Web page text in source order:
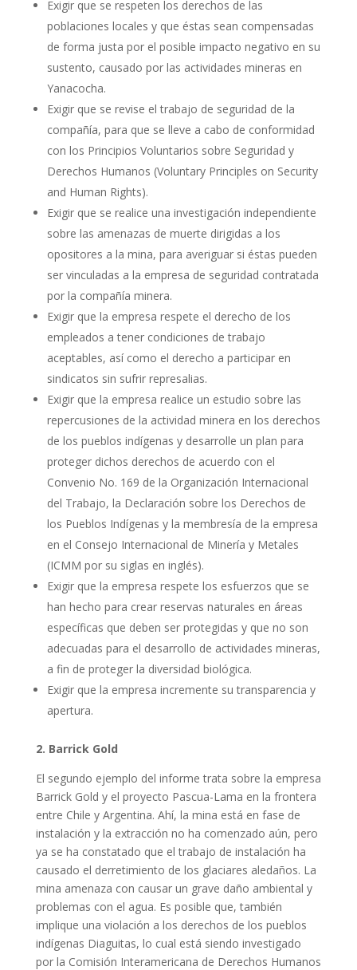
Exigir que se respeten los derechos de las
poblaciones locales y que éstas sean compensadas
de forma justa por el posible impacto negativo en su
sustento, causado por las actividades mineras en
Yanacocha.
Exigir que se revise el trabajo de seguridad de la
compañía, para que se lleve a cabo de conformidad
con los Principios Voluntarios sobre Seguridad y
Derechos Humanos (Voluntary Principles on Security
and Human Rights).
Exigir que se realice una investigación independiente
sobre las amenazas de muerte dirigidas a los
opositores a la mina, para averiguar si éstas pueden
ser vinculadas a la empresa de seguridad contratada
por la compañía minera.
Exigir que la empresa respete el derecho de los
empleados a tener condiciones de trabajo
aceptables, así como el derecho a participar en
sindicatos sin sufrir represalias.
Exigir que la empresa realice un estudio sobre las
repercusiones de la actividad minera en los derechos
de los pueblos indígenas y desarrolle un plan para
proteger dichos derechos de acuerdo con el
Convenio No. 169 de la Organización Internacional
del Trabajo, la Declaración sobre los Derechos de
los Pueblos Indígenas y la membresía de la empresa
en el Consejo Internacional de Minería y Metales
(ICMM por su siglas en inglés).
Exigir que la empresa respete los esfuerzos que se
han hecho para crear reservas naturales en áreas
específicas que deben ser protegidas y que no son
adecuadas para el desarrollo de actividades mineras,
a fin de proteger la diversidad biológica.
Exigir que la empresa incremente su transparencia y
apertura.
2. Barrick Gold
El segundo ejemplo del informe trata sobre la empresa
Barrick Gold y el proyecto Pascua-Lama en la frontera
entre Chile y Argentina. Ahí, la mina está en fase de
instalación y la extracción no ha comenzado aún, pero
ya se ha constatado que el trabajo de instalación ha
causado el derretimiento de los glaciares aledaños. La
mina amenaza con causar un grave daño ambiental y
problemas con el agua. Es posible que, también
implique una violación a los derechos de los pueblos
indígenas Diaguitas, lo cual está siendo investigado
por la Comisión Interamericana de Derechos Humanos